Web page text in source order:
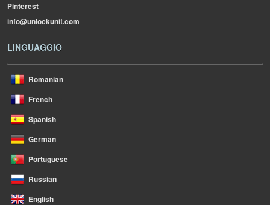
Pinterest
info@unlockunit.com
LINGUAGGIO
Romanian
French
Spanish
German
Portuguese
Russian
English